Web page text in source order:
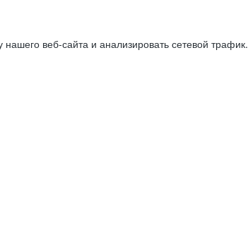
веб-сайта и анализировать сетевой трафик.